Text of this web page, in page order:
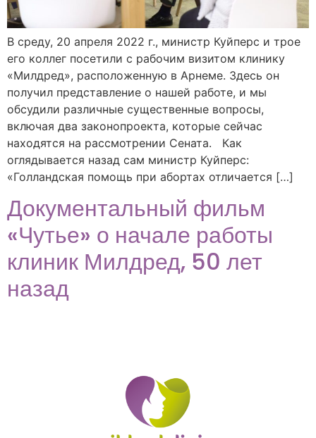
В среду, 20 апреля 2022 г., министр Куйперс и трое
его коллег посетили с рабочим визитом клинику
«Милдред», расположенную в Арнеме. Здесь он
получил представление о нашей работе, и мы
обсудили различные существенные вопросы,
включая два законопроекта, которые сейчас
находятся на рассмотрении Сената. Как
оглядывается назад сам министр Куйперс:
«Голландская помощь при абортах отличается […]
Документальный фильм
«Чутье» о начале работы
клиник Милдред, 50 лет
назад